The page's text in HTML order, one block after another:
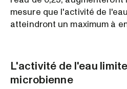
mesure que l'activité de
atteindront un maximum à
L'activité de l'eau
microbienne